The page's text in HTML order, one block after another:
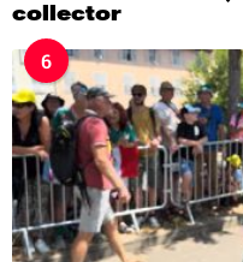
collector
6